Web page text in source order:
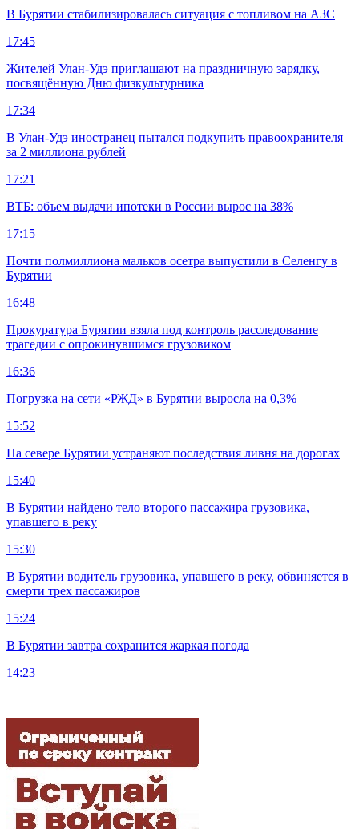
В Бурятии стабилизировалась ситуация с топливом на АЗС
17:45
Жителей Улан-Удэ приглашают на праздничную зарядку,
посвящённую Дню физкультурника
17:34
В Улан-Удэ иностранец пытался подкупить правоохранителя
за 2 миллиона рублей
17:21
ВТБ: объем выдачи ипотеки в России вырос на 38%
17:15
Почти полмиллиона мальков осетра выпустили в Селенгу в
Бурятии
16:48
Прокуратура Бурятии взяла под контроль расследование
трагедии с опрокинувшимся грузовиком
16:36
Погрузка на сети «РЖД» в Бурятии выросла на 0,3%
15:52
На севере Бурятии устраняют последствия ливня на дорогах
15:40
В Бурятии найдено тело второго пассажира грузовика,
упавшего в реку
15:30
В Бурятии водитель грузовика, упавшего в реку, обвиняется в
смерти трех пассажиров
15:24
В Бурятии завтра сохранится жаркая погода
14:23